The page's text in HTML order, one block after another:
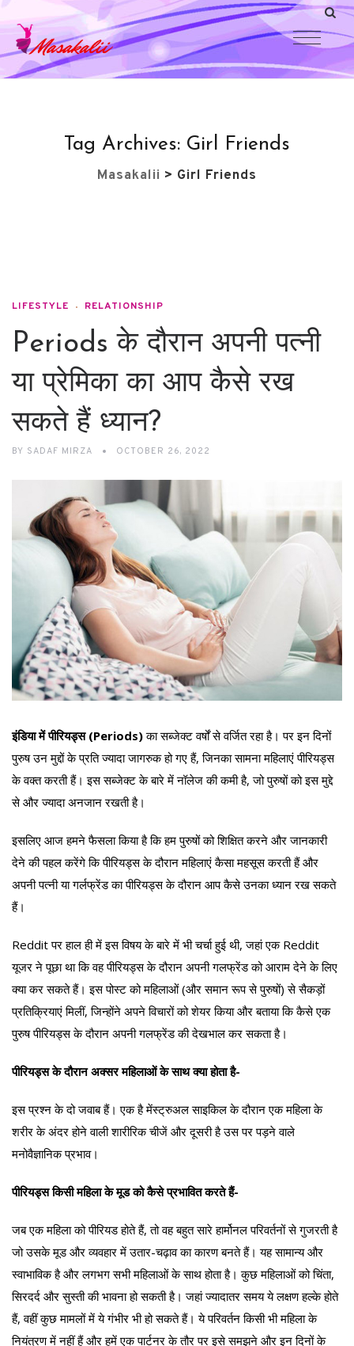
Tag Archives: Girl Friends
Masakalii > Girl Friends
LIFESTYLE RELATIONSHIP
Periods के दौरान अपनी पत्नी
या प्रेमिका का आप कैसे रख
सकते हैं ध्यान?
BY SADAF MIRZA OCTOBER 26, 2022
इंडिया में पीरियड्स (Periods)का सब्जेक्ट वर्षों से वर्जित रहा है। पर इन दिनों
पुरुष उन मुद्दों के प्रति ज्यादा जागरुक हो गए हैं, जिनका सामना महिलाएं पीरियड्स
के वक्त करती हैं। इस सब्जेक्ट के बारे में नॉलेज की कमी है, जो पुरुषों को इस मुद्दे
से और ज्यादा अनजान रखती है।
इसलिए आज हमने फैसला किया है कि हम पुरुषों को शिक्षित करने और जानकारी
देने की पहल करेंगे कि पीरियड्स के दौरान महिलाएं कैसा महसूस करती हैं और
अपनी पत्नी या गर्लफ्रेंड का पीरियड्स के दौरान आप कैसे उनका ध्यान रख सकते
हैं।
Reddit पर हाल ही में इस विषय के बारे में भी चर्चा हुई थी, जहां एक Reddit
यूजर ने पूछा था कि वह पीरियड्स के दौरान अपनी गलफ्रेंड को आराम देने के लिए
क्या कर सकते हैं। इस पोस्ट को महिलाओं (और समान रूप से पुरुषों) से सैकड़ों
प्रतिक्रियाएं मिलीं, जिन्होंने अपने विचारों को शेयर किया और बताया कि कैसे एक
पुरुष पीरियड्स के दौरान अपनी गलफ्रेंड की देखभाल कर सकता है।
पीरियड्स के दौरान अक्सर महिलाओं के साथ क्या होता है-
इस प्रश्न के दो जवाब हैं। एक है मेंस्ट्रुअल साइकिल के दौरान एक महिला के
शरीर के अंदर होने वाली शारीरिक चीजें और दूसरी है उस पर पड़ने वाले
मनोवैज्ञानिक प्रभाव।
पीरियड्स किसी महिला के मूड को कैसे प्रभावित करते हैं-
जब एक महिला को पीरियड होते हैं, तो वह बहुत सारे हार्मोनल परिवर्तनों से गुजरती है
जो उसके मूड और व्यवहार में उतार-चढ़ाव का कारण बनते हैं। यह सामान्य और
स्वाभाविक है और लगभग सभी महिलाओं के साथ होता है। कुछ महिलाओं को चिंता,
सिरदर्द और सुस्ती की भावना हो सकती है। जहां ज्यादातर समय ये लक्षण हल्के होते
हैं, वहीं कुछ मामलों में ये गंभीर भी हो सकते हैं। ये परिवर्तन किसी भी महिला के
नियंत्रण में नहीं हैं और हमें एक पार्टनर के तौर पर इसे समझने और इन दिनों के